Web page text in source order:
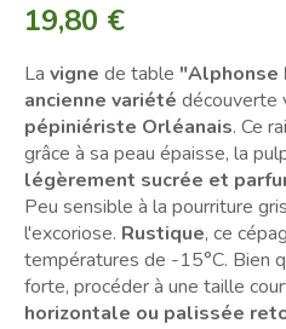
19,80 €
La vigne de table "Alphonse
ancienne variété découverte
pépiniériste Orléanais. Ce
grâce à sa peau épaisse, la
légèrement sucrée et
Peu sensible à la pourriture
l'excoriose. Rustique, ce
températures de -15°C. Bien
forte, procéder à une taille
horizontale ou palissée